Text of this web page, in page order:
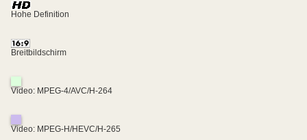
Hohe Definition
Breitbildschirm
Video: MPEG-4/AVC/H-264
Video: MPEG-H/HEVC/H-265